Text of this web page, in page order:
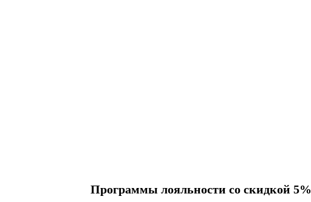
Программы лояльности со скидкой 5%